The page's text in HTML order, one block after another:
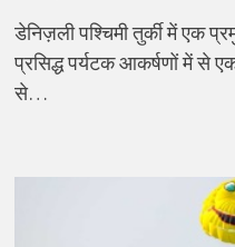
डेनिज़ली पश्चिमी तुर्की में एक
प्रसिद्ध पर्यटक आकर्षणों में से
से…